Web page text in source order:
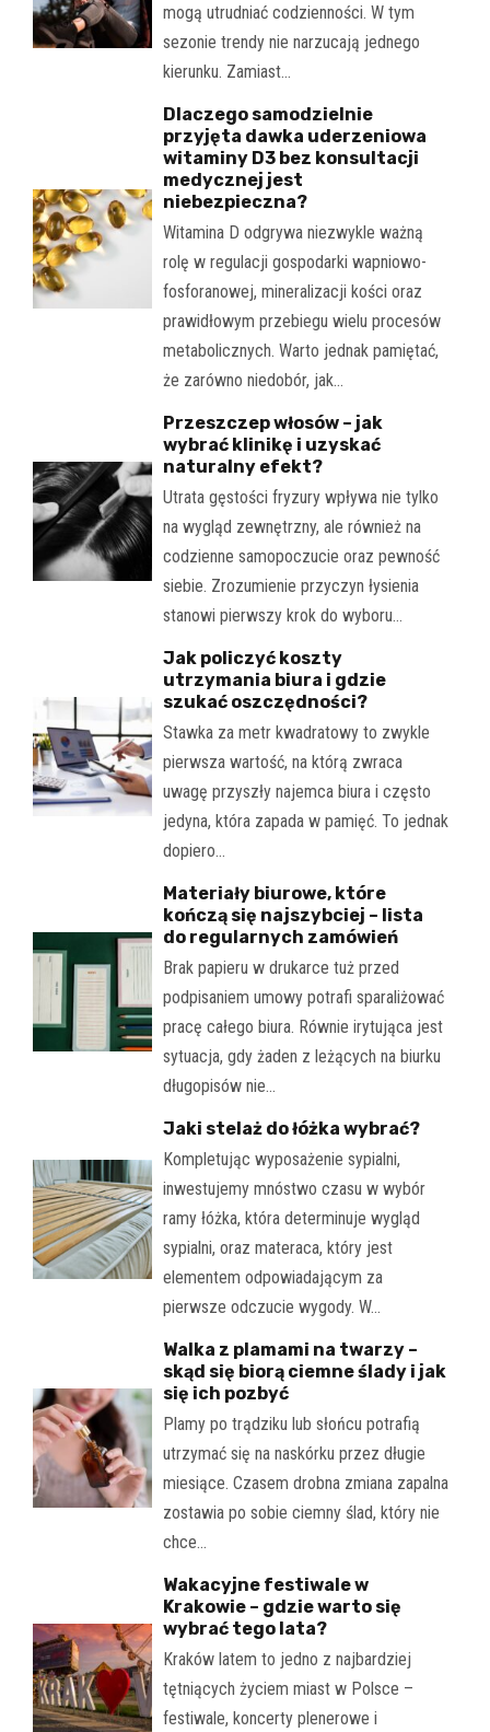
mogą utrudniać codzienności. W tym
sezonie trendy nie narzucają jednego
kierunku. Zamiast…
Dlaczego samodzielnie
przyjęta dawka uderzeniowa
witaminy D3 bez konsultacji
medycznej jest
niebezpieczna?
Witamina D odgrywa niezwykle ważną
rolę w regulacji gospodarki wapniowo-
fosforanowej, mineralizacji kości oraz
prawidłowym przebiegu wielu procesów
metabolicznych. Warto jednak pamiętać,
że zarówno niedobór, jak…
Przeszczep włosów – jak
wybrać klinikę i uzyskać
naturalny efekt?
Utrata gęstości fryzury wpływa nie tylko
na wygląd zewnętrzny, ale również na
codzienne samopoczucie oraz pewność
siebie. Zrozumienie przyczyn łysienia
stanowi pierwszy krok do wyboru…
Jak policzyć koszty
utrzymania biura i gdzie
szukać oszczędności?
Stawka za metr kwadratowy to zwykle
pierwsza wartość, na którą zwraca
uwagę przyszły najemca biura i często
jedyna, która zapada w pamięć. To jednak
dopiero…
Materiały biurowe, które
kończą się najszybciej – lista
do regularnych zamówień
Brak papieru w drukarce tuż przed
podpisaniem umowy potrafi sparaliżować
pracę całego biura. Równie irytująca jest
sytuacja, gdy żaden z leżących na biurku
długopisów nie…
Jaki stelaż do łóżka wybrać?
Kompletując wyposażenie sypialni,
inwestujemy mnóstwo czasu w wybór
ramy łóżka, która determinuje wygląd
sypialni, oraz materaca, który jest
elementem odpowiadającym za
pierwsze odczucie wygody. W…
Walka z plamami na twarzy –
skąd się biorą ciemne ślady i jak
się ich pozbyć
Plamy po trądziku lub słońcu potrafią
utrzymać się na naskórku przez długie
miesiące. Czasem drobna zmiana zapalna
zostawia po sobie ciemny ślad, który nie
chce…
Wakacyjne festiwale w
Krakowie – gdzie warto się
wybrać tego lata?
Kraków latem to jedno z najbardziej
tętniących życiem miast w Polsce –
festiwale, koncerty plenerowe i